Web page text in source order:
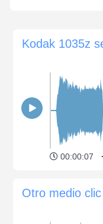
00:00:07